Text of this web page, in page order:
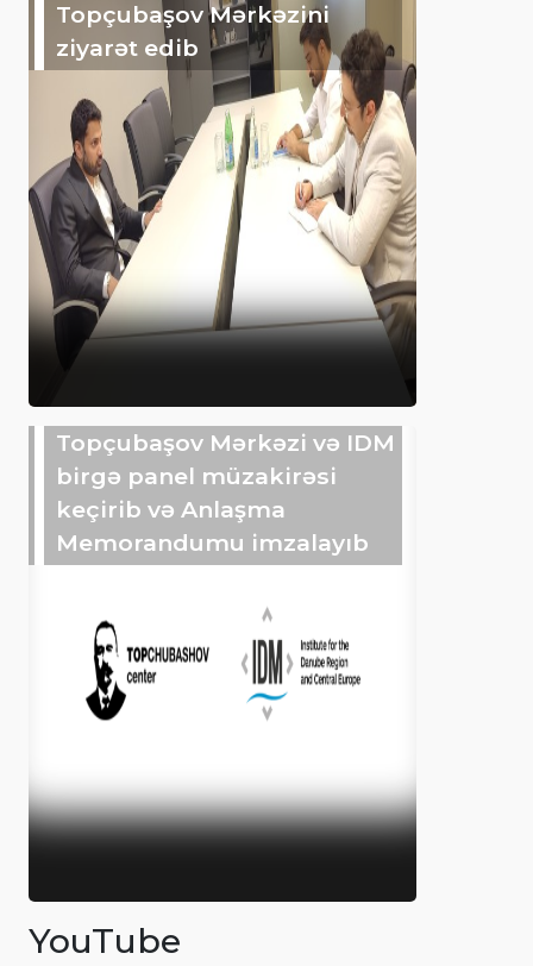
Topçubaşov Mərkəzini
ziyarət edib
Topçubaşov Mərkəzi və IDM
birgə panel müzakirəsi
keçirib və Anlaşma
Memorandumu imzalayıb
YouTube